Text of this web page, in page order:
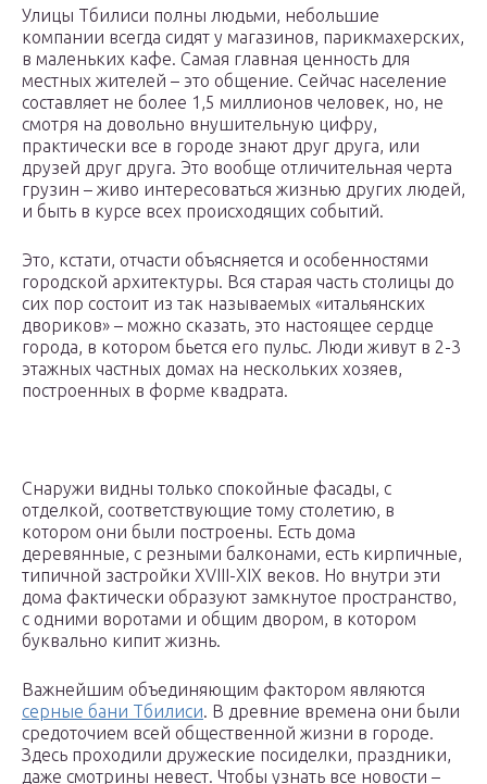
Улицы Тбилиси полны людьми, небольшие
компании всегда сидят у магазинов, парикмахерских,
в маленьких кафе. Самая главная ценность для
местных жителей – это общение. Сейчас население
составляет не более 1,5 миллионов человек, но, не
смотря на довольно внушительную цифру,
практически все в городе знают друг друга, или
друзей друг друга. Это вообще отличительная черта
грузин – живо интересоваться жизнью других людей,
и быть в курсе всех происходящих событий.
Это, кстати, отчасти объясняется и особенностями
городской архитектуры. Вся старая часть столицы до
сих пор состоит из так называемых «итальянских
двориков» – можно сказать, это настоящее сердце
города, в котором бьется его пульс. Люди живут в 2-3
этажных частных домах на нескольких хозяев,
построенных в форме квадрата.
Снаружи видны только спокойные фасады, с
отделкой, соответствующие тому столетию, в
котором они были построены. Есть дома
деревянные, с резными балконами, есть кирпичные,
типичной застройки XVIII-XIX веков. Но внутри эти
дома фактически образуют замкнутое пространство,
с одними воротами и общим двором, в котором
буквально кипит жизнь.
Важнейшим объединяющим фактором являются
серные бани Тбилиси . В древние времена они были
средоточием всей общественной жизни в городе.
Здесь проходили дружеские посиделки, праздники,
даже смотрины невест. Чтобы узнать все новости –